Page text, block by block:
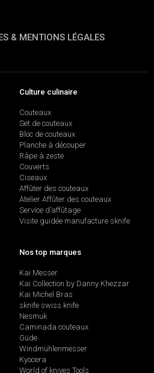
& MENTIONS LÉGALES
Culture culinaire
Couteaux
Set de couteaux
Bloc de couteaux
Planche à découper
Râpe à zeste
Couverts
Ciseaux
Affûter des couteaux
Atelier Affûter des couteaux
Service d’affûtage
Visite guidée manufacture sknife
Nos top marques
Kai Messer
Kai Collection by Danny Khezzar
Kai Michel Bras
sknife swiss knife
Nesmuk
Caminada couteaux
Güde
Windmühlenmesser
Kyocera
World of knives Tools